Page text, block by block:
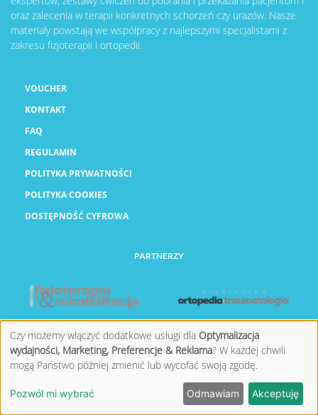
oraz zalecenia w terapii konkretnych schorzeń czy urazów. Nasze
materiały powstają we współpracy z najlepszymi specjalistami z
zakresu fizjoterapii i ortopedii.
VOUCHER
KONTAKT
FAQ
REGULAMIN
POLITYKA PRYWATNOŚCI
POLITYKA COOKIES
DOSTĘPNOŚĆ CYFROWA
PARTNERZY
2026 FORUM MEDIA POLSKA. ALL RIGHTS RESERVED.
Czy możemy włączyć dodatkowe usługi dla Optymalizacja
wydajności, Marketing, Preferencje & Reklama? W każdej chwili
mogą Państwo później zmienić lub wycofać swoją zgodę.
Pozwól mi wybrać Odmawiam Akceptuję